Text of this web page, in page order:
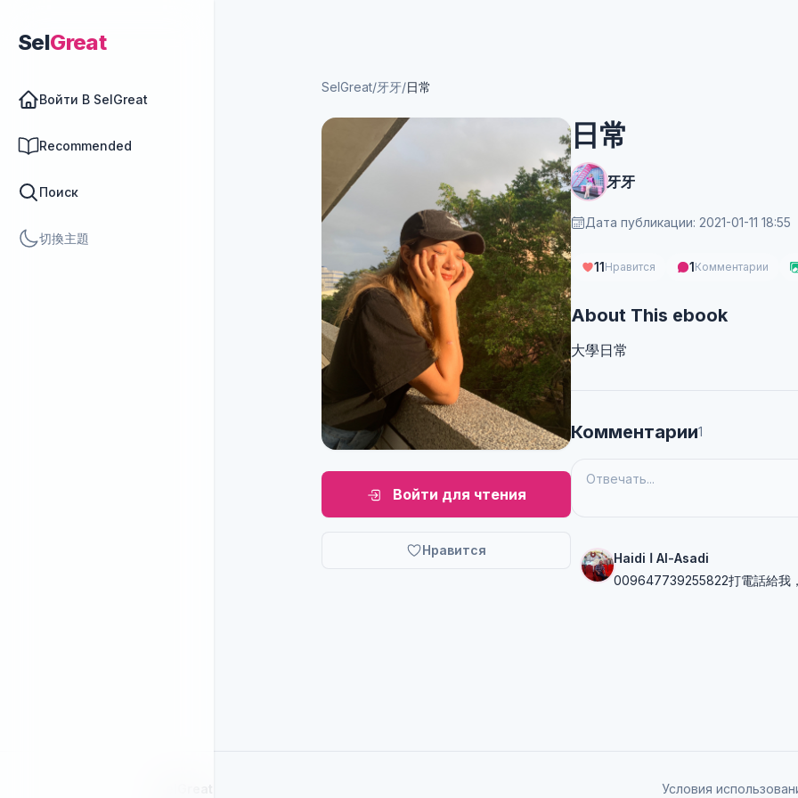
SelGreat
Войти В SelGreat
Recommended
Поиск
切換主題
SelGreat/牙牙/日常
Войти для чтения
Нравится
日常
牙牙
Дата публикации: 2021-01-11 18:55
11Нравится 1Комментарии
About This ebook
大學日常
Комментарии1
Haidi ا Al-Asadi
009647739255822打電話給我
Условия